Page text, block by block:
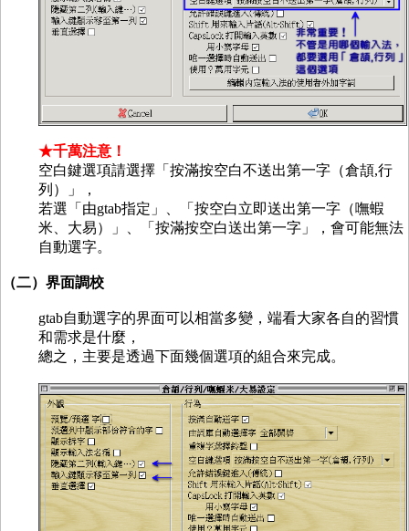
★千萬注意！
空白鍵選項請選擇「按滿按空白不送出第一字（倉頡,行
列）」，
若選「由gtab指定」、「按空白立即送出第一字（嘸蝦
米、大易）」、「按滿按空白送出第一字」，會可能無法
自動選字。
（二）界面調校
gtab自動選字的界面可以相當多變，端看大家各自的習慣
和需求是什麼，
總之，主要是透過下面幾個選項的組合來完成。